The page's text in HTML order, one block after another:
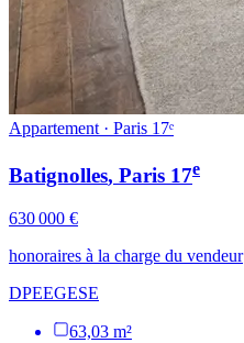
Appartement · Paris 17ᵉ
Batignolles, Paris 17e
630 000 €
honoraires à la charge du vendeur
DPEEGESE
63,03 m²